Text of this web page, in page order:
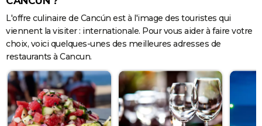
L'offre culinaire de Cancún est à l'image des touristes qui
viennent la visiter : internationale. Pour vous aider à faire votre
choix, voici quelques-unes des meilleures adresses de
restaurants à Cancun.